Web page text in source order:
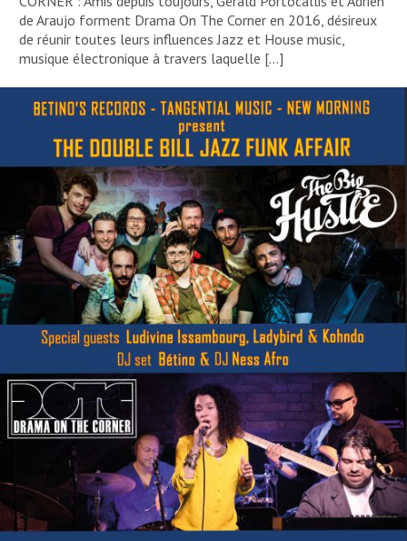
de Araujo forment Drama On The Corner en 2016, désireux
de réunir toutes leurs influences Jazz et House music,
musique électronique à travers laquelle […]